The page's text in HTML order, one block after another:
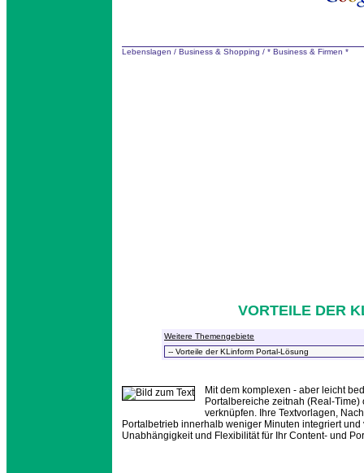
Lebenslagen / Business & Shopping / * Business & Firmen *
VORTEILE DER
Weitere Themengebiete
Mit dem komplexen - aber leicht
Portalbereiche zeitnah (Real-
verknüpfen. Ihre Textvorlagen,
Portalbetrieb innerhalb weniger Minuten integriert
Unabhängigkeit und Flexibilität für Ihr Content- und